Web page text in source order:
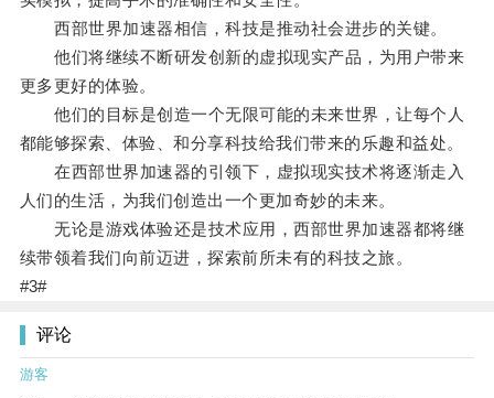
西部世界加速器相信，科技是推动社会进步的关键。
他们将继续不断研发创新的虚拟现实产品，为用户带来
更多更好的体验。
他们的目标是创造一个无限可能的未来世界，让每个人
都能够探索、体验、和分享科技给我们带来的乐趣和益处。
在西部世界加速器的引领下，虚拟现实技术将逐渐走入
人们的生活，为我们创造出一个更加奇妙的未来。
无论是游戏体验还是技术应用，西部世界加速器都将继
续带领着我们向前迈进，探索前所未有的科技之旅。
#3#
评论
游客